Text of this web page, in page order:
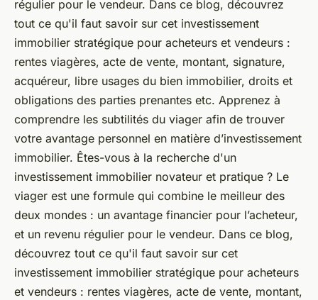
régulier pour le vendeur. Dans ce blog, découvrez
tout ce qu'il faut savoir sur cet investissement
immobilier stratégique pour acheteurs et vendeurs :
rentes viagères, acte de vente, montant, signature,
acquéreur, libre usages du bien immobilier, droits et
obligations des parties prenantes etc. Apprenez à
comprendre les subtilités du viager afin de trouver
votre avantage personnel en matière d’investissement
immobilier. Êtes-vous à la recherche d'un
investissement immobilier novateur et pratique ? Le
viager est une formule qui combine le meilleur des
deux mondes : un avantage financier pour l’acheteur,
et un revenu régulier pour le vendeur. Dans ce blog,
découvrez tout ce qu'il faut savoir sur cet
investissement immobilier stratégique pour acheteurs
et vendeurs : rentes viagères, acte de vente, montant,